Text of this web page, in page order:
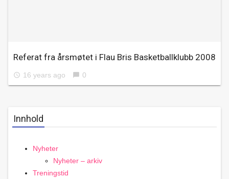
Referat fra årsmøtet i Flau Bris Basketballklubb 2008
access_time 16 years ago chat_bubble 0
Innhold
Nyheter
Nyheter – arkiv
Treningstid